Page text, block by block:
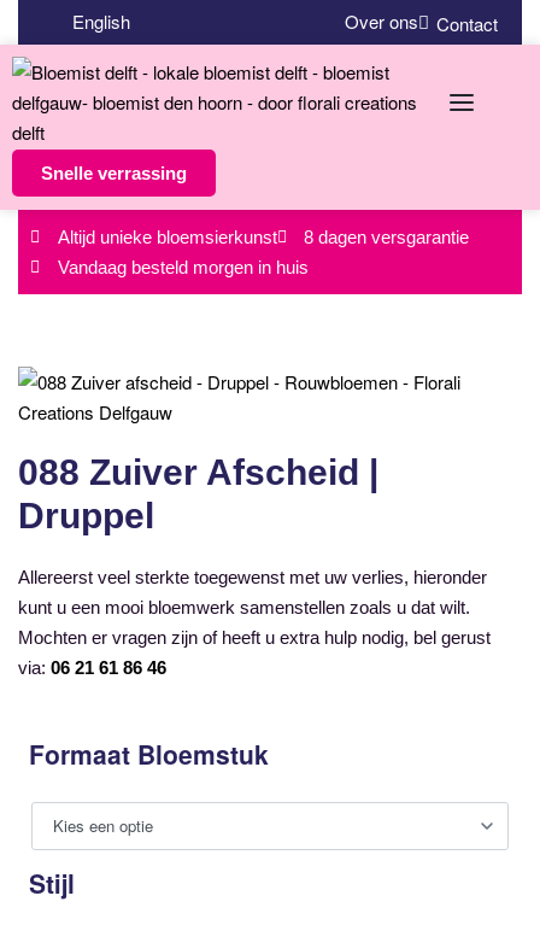
English Over ons Contact
Snelle verrassing
Altijd unieke bloemsierkunst
8 dagen versgarantie
Vandaag besteld morgen in huis
088 Zuiver Afscheid |
Druppel
Allereerst veel sterkte toegewenst met uw verlies, hieronder
kunt u een mooi bloemwerk samenstellen zoals u dat wilt.
Mochten er vragen zijn of heeft u extra hulp nodig, bel gerust
via: 06 21 61 86 46
Formaat Bloemstuk
Stijl